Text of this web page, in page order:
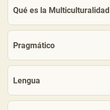
Qué es la Multiculturalidad
Pragmático
Lengua